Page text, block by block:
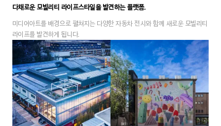
다채로운 모빌리티 라이프스타일을 발견하는 플랫폼.
미디어아트를 배경으로 펼쳐지는 다양한 자동차 전시와 함께 새로운 모빌리티
라이프를 발견하게 됩니다.